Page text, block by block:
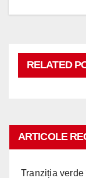
RELATED
ARTICOLE
Tranziția